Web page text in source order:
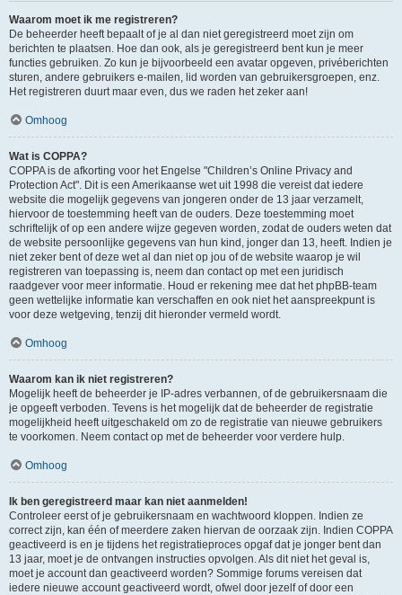
Waarom moet ik me registreren?
De beheerder heeft bepaalt of je al dan niet geregistreerd moet zijn om
berichten te plaatsen. Hoe dan ook, als je geregistreerd bent kun je meer
functies gebruiken. Zo kun je bijvoorbeeld een avatar opgeven, privéberichten
sturen, andere gebruikers e-mailen, lid worden van gebruikersgroepen, enz.
Het registreren duurt maar even, dus we raden het zeker aan!
Omhoog
Wat is COPPA?
COPPA is de afkorting voor het Engelse "Children’s Online Privacy and
Protection Act". Dit is een Amerikaanse wet uit 1998 die vereist dat iedere
website die mogelijk gegevens van jongeren onder de 13 jaar verzamelt,
hiervoor de toestemming heeft van de ouders. Deze toestemming moet
schriftelijk of op een andere wijze gegeven worden, zodat de ouders weten dat
de website persoonlijke gegevens van hun kind, jonger dan 13, heeft. Indien je
niet zeker bent of deze wet al dan niet op jou of de website waarop je wil
registreren van toepassing is, neem dan contact op met een juridisch
raadgever voor meer informatie. Houd er rekening mee dat het phpBB-team
geen wettelijke informatie kan verschaffen en ook niet het aanspreekpunt is
voor deze wetgeving, tenzij dit hieronder vermeld wordt.
Omhoog
Waarom kan ik niet registreren?
Mogelijk heeft de beheerder je IP-adres verbannen, of de gebruikersnaam die
je opgeeft verboden. Tevens is het mogelijk dat de beheerder de registratie
mogelijkheid heeft uitgeschakeld om zo de registratie van nieuwe gebruikers
te voorkomen. Neem contact op met de beheerder voor verdere hulp.
Omhoog
Ik ben geregistreerd maar kan niet aanmelden!
Controleer eerst of je gebruikersnaam en wachtwoord kloppen. Indien ze
correct zijn, kan één of meerdere zaken hiervan de oorzaak zijn. Indien COPPA
geactiveerd is en je tijdens het registratieproces opgaf dat je jonger bent dan
13 jaar, moet je de ontvangen instructies opvolgen. Als dit niet het geval is,
moet je account dan geactiveerd worden? Sommige forums vereisen dat
iedere nieuwe account geactiveerd wordt, ofwel door jezelf of door een